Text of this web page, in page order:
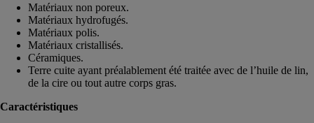
Matériaux non poreux.
Matériaux hydrofugés.
Matériaux polis.
Matériaux cristallisés.
Céramiques.
Terre cuite ayant préalablement été traitée avec de l’huile de lin,
de la cire ou tout autre corps gras.
Caractéristiques